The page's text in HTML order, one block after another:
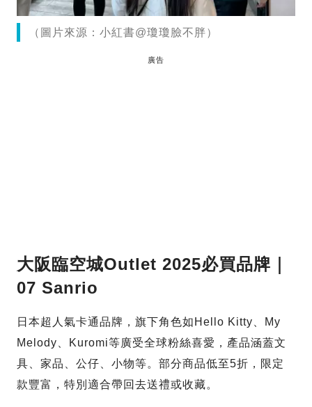
（圖片來源：小紅書@瓊瓊臉不胖）
廣告
大阪臨空城Outlet 2025必買品牌｜
07 Sanrio
日本超人氣卡通品牌，旗下角色如Hello Kitty、My
Melody、Kuromi等廣受全球粉絲喜愛，產品涵蓋文
具、家品、公仔、小物等。部分商品低至5折，限定
款豐富，特別適合帶回去送禮或收藏。